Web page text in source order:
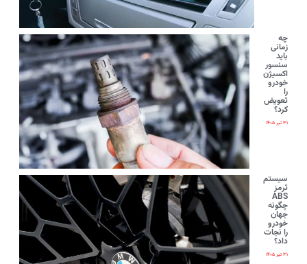
چه
زمانی
باید
سنسور
اکسیژن
خودرو
را
تعویض
کرد؟
۳۱ تیر ۱۴۰۵
سیستم
ترمز
ABS
چگونه
جهان
خودرو
را نجات
داد؟
۳۱ تیر ۱۴۰۵